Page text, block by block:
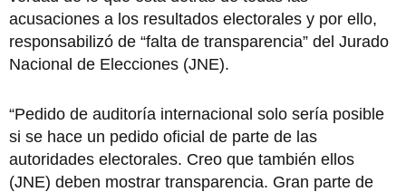
acusaciones a los resultados electorales y por ello,
responsabilizó de “falta de transparencia” del Jurado
Nacional de Elecciones (JNE).
“Pedido de auditoría internacional solo sería posible
si se hace un pedido oficial de parte de las
autoridades electorales. Creo que también ellos
(JNE) deben mostrar transparencia. Gran parte de